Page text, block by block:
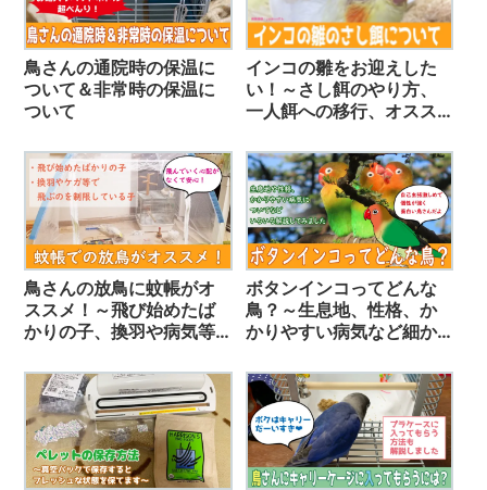
鳥さんの通院時の保温に
ついて＆非常時の保温に
ついて
インコの雛をお迎えした
い！～さし餌のやり方、
一人餌への移行、オスス
しました～
鳥さんの放鳥に蚊帳がオ
ススメ！～飛び始めたば
かりの子、換羽や病気等
子にも～
ボタンインコってどんな
鳥？～生息地、性格、か
かりやすい病気など細か